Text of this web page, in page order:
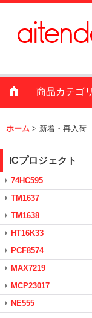
商品カテゴ
ホーム > 新着・再入荷
ICプロジェクト
74HC595
TM1637
TM1638
HT16K33
PCF8574
MAX7219
MCP23017
NE555